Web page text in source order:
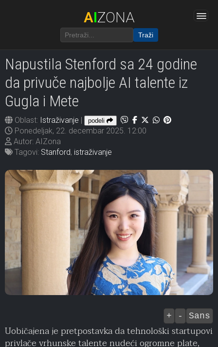
AIZONA
Traži
Napustila Stenford sa 24 godine
da privuče najbolje AI talente iz
Gugla i Mete
Oblast: Istraživanje | podeli
Ponedeljak, 22. decembar 2025. 12:00
Autor: AIZona
Tagovi: Stanford, istraživanje
+ - Sans
Uobičajena je pretpostavka da tehnološki startupovi
privlače vrhunske talente nudeći ogromne plate,